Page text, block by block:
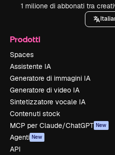
1 milione di abbonati tra
Prodotti
Spaces
Assistente IA
Generatore di immagini IA
Generatore di video IA
Sintetizzatore vocale IA
Contenuti stock
MCP per Claude/ChatGPT New
Agenti New
API